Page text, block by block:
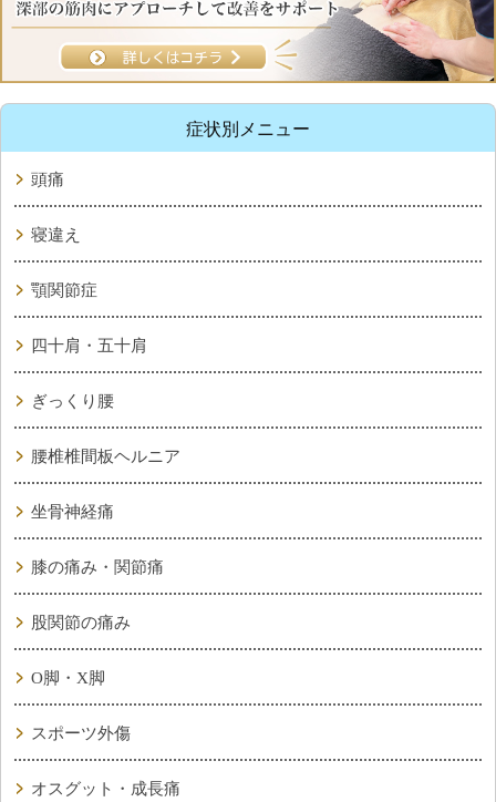
症状別メニュー
頭痛
寝違え
顎関節症
四十肩・五十肩
ぎっくり腰
腰椎椎間板ヘルニア
坐骨神経痛
膝の痛み・関節痛
股関節の痛み
O脚・X脚
スポーツ外傷
オスグット・成長痛